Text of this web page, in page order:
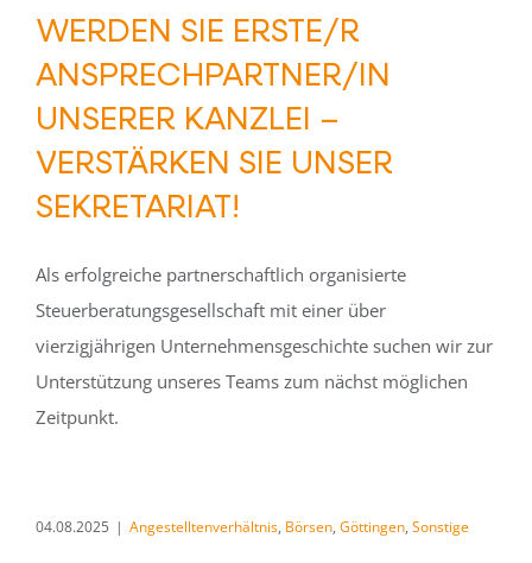
WERDEN SIE ERSTE/R
ANSPRECHPARTNER/IN
UNSERER KANZLEI –
VERSTÄRKEN SIE UNSER
SEKRETARIAT!
Als erfolgreiche partnerschaftlich organisierte
Steuerberatungsgesellschaft mit einer über
vierzigjährigen Unternehmensgeschichte suchen wir zur
Unterstützung unseres Teams zum nächst möglichen
Zeitpunkt.
04.08.2025 | Angestelltenverhältnis, Börsen, Göttingen, Sonstige